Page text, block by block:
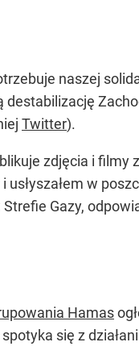
naszej
Twitter).
zdjęcia i filmy
w
Gazy,
Hamas
się z